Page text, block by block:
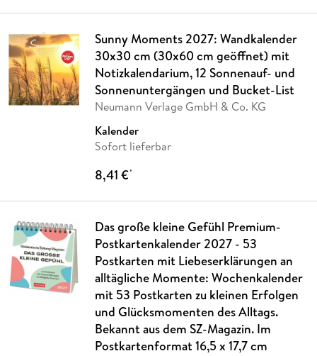
Sunny Moments 2027: Wandkalender
30x30 cm (30x60 cm geöffnet) mit
Notizkalendarium, 12 Sonnenauf- und
Sonnenuntergängen und Bucket-List
Neumann Verlage GmbH & Co. KG
Kalender
Sofort lieferbar
8,41 €*
Das große kleine Gefühl Premium-
Postkartenkalender 2027 - 53
Postkarten mit Liebeserklärungen an
alltägliche Momente: Wochenkalender
mit 53 Postkarten zu kleinen Erfolgen
und Glücksmomenten des Alltags.
Bekannt aus dem SZ-Magazin. Im
Postkartenformat 16,5 x 17,7 cm